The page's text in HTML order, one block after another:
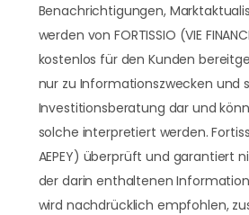
Benachrichtigungen,
werden von FORTISSIO (VIE
kostenlos für den Kunden
nur zu Informationszwecken und
Investitionsberatung dar und
solche interpretiert werden.
AEPEY) überprüft und garantiert
der darin enthaltenen
wird nachdrücklich empfohlen,